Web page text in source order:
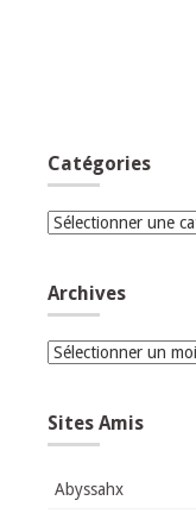
Catégories
Catégories
Archives
Archives
Sites Amis
Abyssahx